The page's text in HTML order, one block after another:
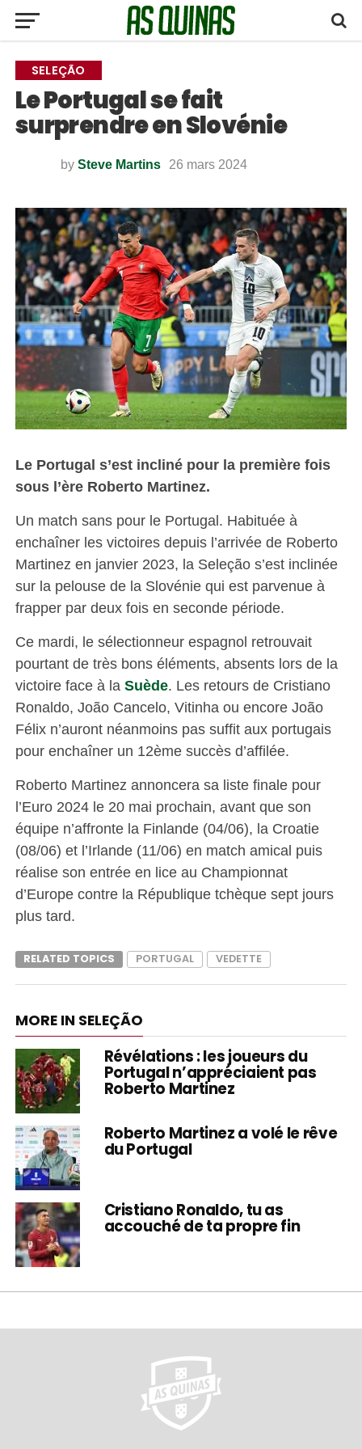
SELEÇÃO
Le Portugal se fait
surprendre en Slovénie
by Steve Martins 26 mars 2024
Le Portugal s’est incliné pour la première fois
sous l’ère Roberto Martinez.
Un match sans pour le Portugal. Habituée à
enchaîner les victoires depuis l’arrivée de Roberto
Martinez en janvier 2023, la Seleção s’est inclinée
sur la pelouse de la Slovénie qui est parvenue à
frapper par deux fois en seconde période.
Ce mardi, le sélectionneur espagnol retrouvait
pourtant de très bons éléments, absents lors de la
victoire face à la Suède. Les retours de Cristiano
Ronaldo, João Cancelo, Vitinha ou encore João
Félix n’auront néanmoins pas suffit aux portugais
pour enchaîner un 12ème succès d’affilée.
Roberto Martinez annoncera sa liste finale pour
l’Euro 2024 le 20 mai prochain, avant que son
équipe n’affronte la Finlande (04/06), la Croatie
(08/06) et l’Irlande (11/06) en match amical puis
réalise son entrée en lice au Championnat
d’Europe contre la République tchèque sept jours
plus tard.
RELATED TOPICS PORTUGAL VEDETTE
MORE IN SELEÇÃO
Révélations : les joueurs du
Portugal n’appréciaient pas
Roberto Martinez
Roberto Martinez a volé le rêve
du Portugal
Cristiano Ronaldo, tu as
accouché de ta propre fin